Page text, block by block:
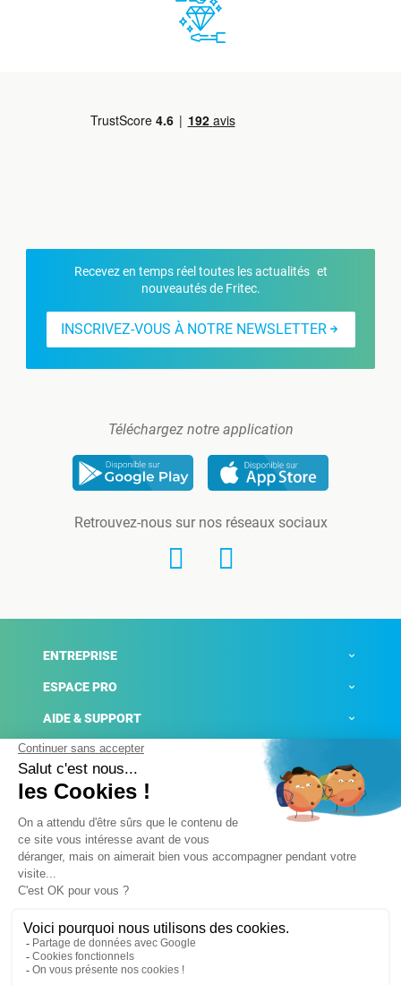
Recevez en temps réel toutes les actualités et
nouveautés de Fritec.
INSCRIVEZ-VOUS À NOTRE NEWSLETTER
Téléchargez notre application
Retrouvez-nous sur nos réseaux sociaux
ENTREPRISE
ESPACE PRO
AIDE & SUPPORT
ACTUALITÉS
Mentions légales
Conditions générales de ventes
Plateforme de signalement